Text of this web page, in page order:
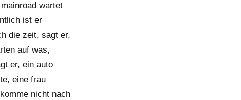
wartet
ist er
die zeit, sagt er,
auf was,
er, ein auto
eine frau
nicht nach